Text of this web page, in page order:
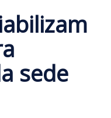
sede